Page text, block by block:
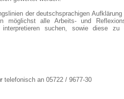
der deutschsprachigen Aufklärung
möglichst alle Arbeits- und
suchen, sowie diese zu
telefonisch an 05722 / 9677-30